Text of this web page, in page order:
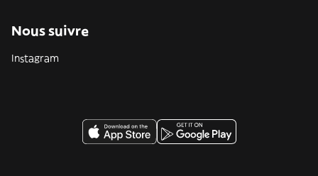
Nous suivre
Instagram